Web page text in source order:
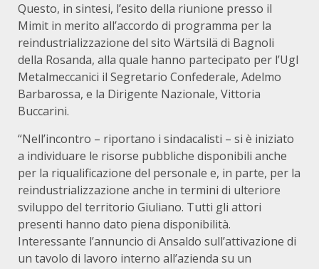
Questo, in sintesi, l’esito della riunione presso il
Mimit in merito all’accordo di programma per la
reindustrializzazione del sito Wärtsilä di Bagnoli
della Rosanda, alla quale hanno partecipato per l’Ugl
Metalmeccanici il Segretario Confederale, Adelmo
Barbarossa, e la Dirigente Nazionale, Vittoria
Buccarini.
“Nell’incontro – riportano i sindacalisti – si è iniziato
a individuare le risorse pubbliche disponibili anche
per la riqualificazione del personale e, in parte, per la
reindustrializzazione anche in termini di ulteriore
sviluppo del territorio Giuliano. Tutti gli attori
presenti hanno dato piena disponibilità.
Interessante l’annuncio di Ansaldo sull’attivazione di
un tavolo di lavoro interno all’azienda su un